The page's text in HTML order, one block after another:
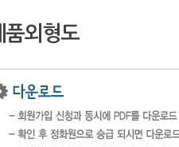
품외형도